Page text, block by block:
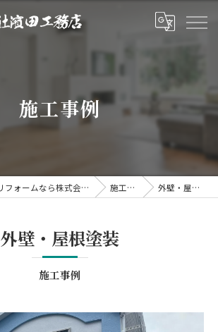
施工事例
神奈川県横浜のリフォームなら株式会社濱田工務店 施工事例 外壁・屋根塗装
施工事例
外壁・屋根塗装